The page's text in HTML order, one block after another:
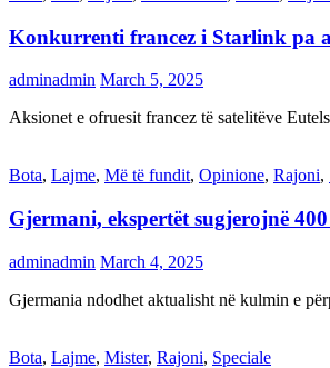
Konkurrenti francez i Starlink pa
adminadmin March 5, 2025
Aksionet e ofruesit francez të satelitëve
Bota, Lajme, Më të fundit, Opinione, Rajoni,
Gjermani, ekspertët sugjerojnë
adminadmin March 4, 2025
Gjermania ndodhet aktualisht në kulmin e
Bota, Lajme, Mister, Rajoni, Speciale